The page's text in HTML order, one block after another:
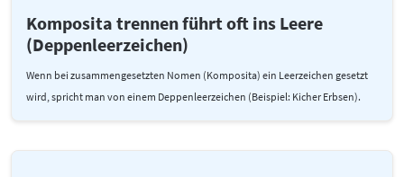
Komposita trennen führt oft ins Leere
(Deppenleerzeichen)
Wenn bei zusammengesetzten Nomen (Komposita) ein Leerzeichen gesetzt
wird, spricht man von einem Deppenleerzeichen (Beispiel: Kicher Erbsen).